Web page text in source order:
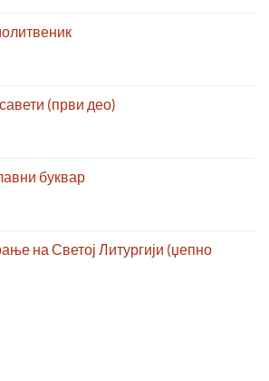
(први део)
буквар
на Светој Литургији (џепно